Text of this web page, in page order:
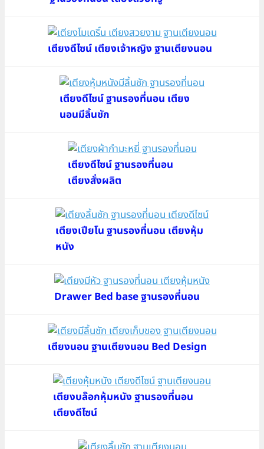
เตียงดีไซน์ เตียงเจ้าหญิง ฐานเตียงนอน
เตียงดีไซน์ ฐานรองที่นอน เตียง
นอนมีลิ้นชัก
เตียงดีไซน์ ฐานรองที่นอน
เตียงสั่งผลิต
เตียงเปียโน ฐานรองที่นอน เตียงหุ้ม
หนัง
Drawer Bed base ฐานรองที่นอน
เตียงนอน ฐานเตียงนอน Bed Design
เตียงบล๊อกหุ้มหนัง ฐานรองที่นอน
เตียงดีไซน์